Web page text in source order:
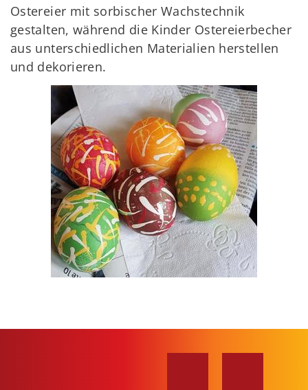
Ostereier mit sorbischer Wachstechnik
gestalten, während die Kinder Ostereierbecher
aus unterschiedlichen Materialien herstellen
und dekorieren.